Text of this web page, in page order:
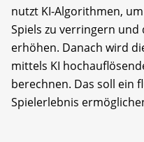
nutzt KI-Algorithmen,
Spiels zu verringern
erhöhen. Danach wird
mittels KI
berechnen. Das soll ein
Spielerlebnis